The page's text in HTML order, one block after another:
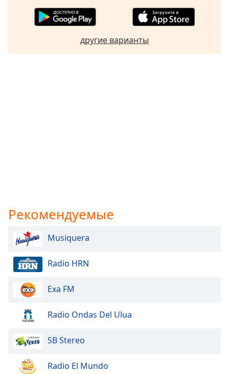
другие варианты
Рекомендуемые
Musiquera
Radio HRN
Exa FM
Radio Ondas Del Ulua
SB Stereo
Radio El Mundo